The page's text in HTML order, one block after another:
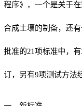
程序》，一个是关于
合成土壤的制备，还
批准的21项标准中，
订，另有9项测试方法